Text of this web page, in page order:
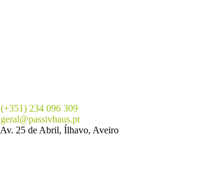
(+351) 234 096 309
geral@passivhaus.pt
Av. 25 de Abril, Ílhavo, Aveiro